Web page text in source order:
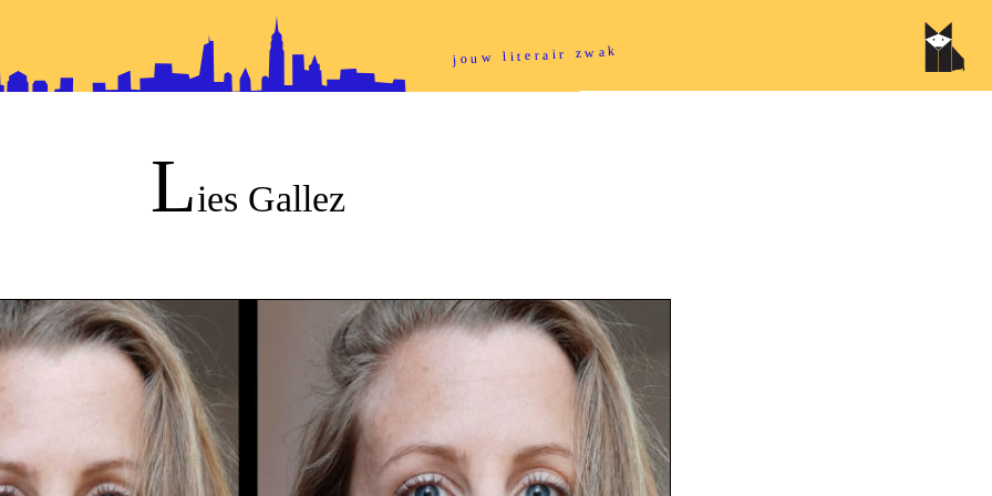
jouw literair zwak
Lies Gallez